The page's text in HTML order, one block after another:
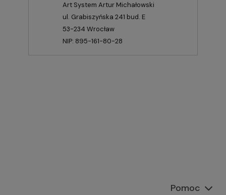
Art System Artur Michałowski
ul. Grabiszyńska 241 bud. E
53-234 Wrocław
NIP: 895-161-80-28
Pomoc